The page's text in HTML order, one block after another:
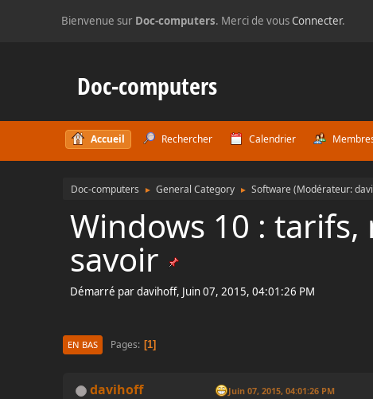
Bienvenue sur Doc-computers. Merci de vousConnecter.
Doc-computers
Accueil Rechercher Calendrier
Doc-computers ► General Category ► Software (Modérateur:
Windows 10 :
savoir
Démarré par davihoff, Juin 07, 2015, 04:01:26 PM
EN BAS Pages 1
davihoff Juin 07, 2015, 04:01:26 PM